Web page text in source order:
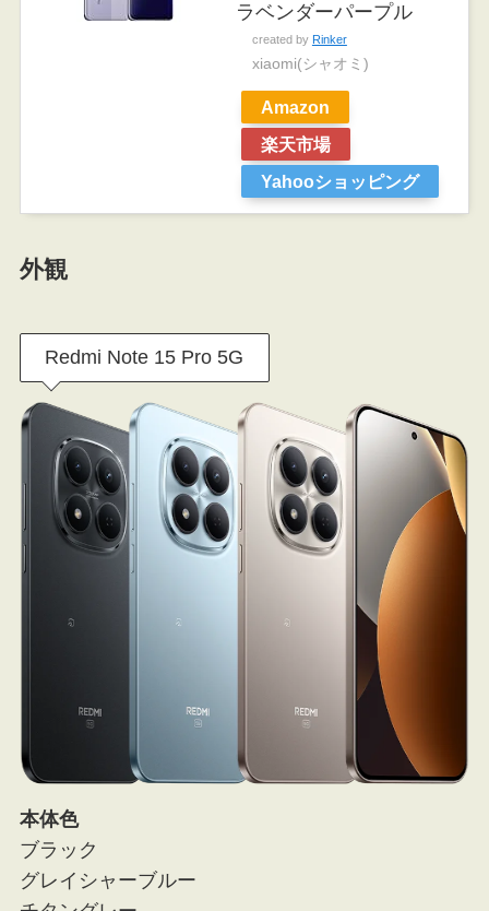
ラベンダーパープル
created by Rinker
xiaomi(シャオミ)
Amazon
楽天市場
Yahooショッピング
外観
Redmi Note 15 Pro 5G
本体色
ブラック
グレイシャーブルー